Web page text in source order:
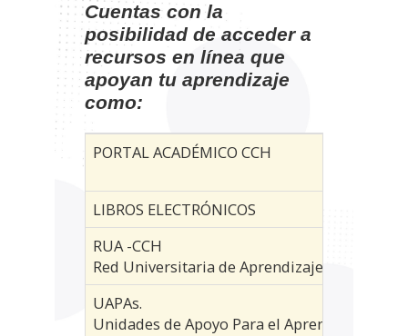
Cuentas con la
posibilidad de acceder a
recursos en línea que
apoyan tu aprendizaje
como:
PORTAL ACADÉMICO CCH
LIBROS ELECTRÓNICOS
RUA -CCH
Red Universitaria de Aprendizaje
UAPAs.
Unidades de Apoyo Para el Aprendizaje